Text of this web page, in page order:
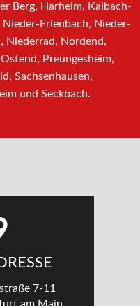
Berg, Harheim, Kalbach-
Nieder-Erlenbach, Nieder-
Niederrad, Nordend,
Preungesheim,
Sachsenhausen,
und Seckbach.
7-11